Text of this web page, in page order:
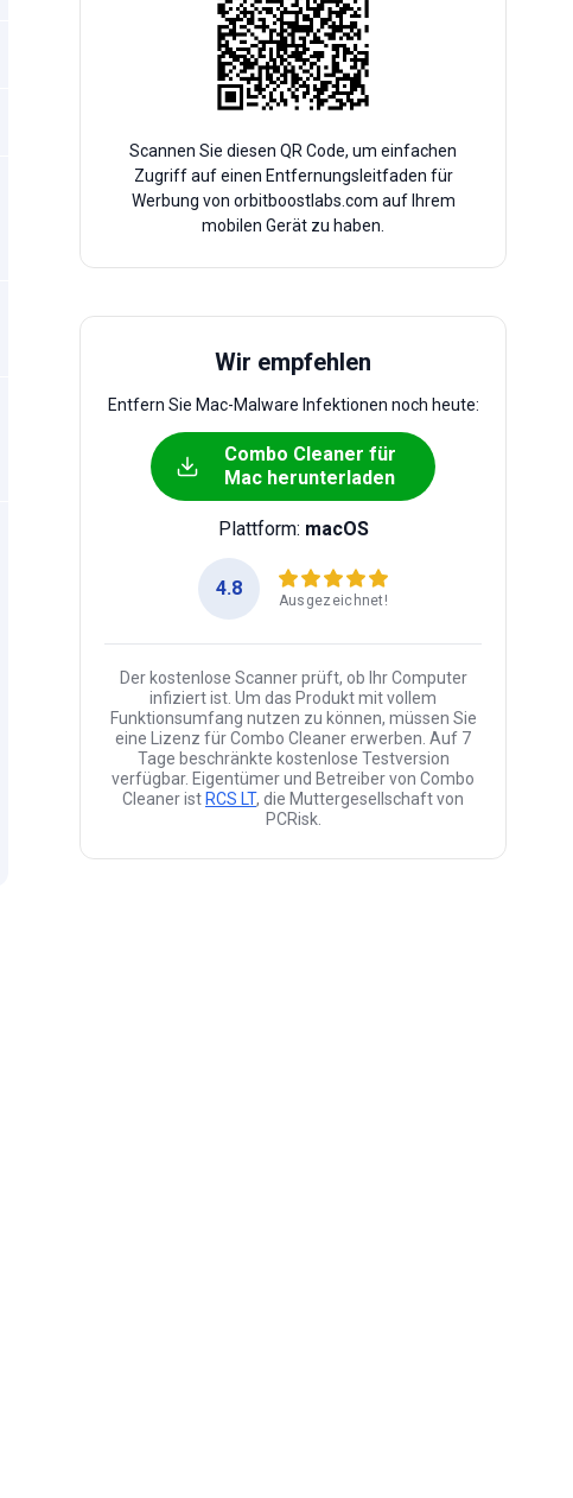
Scannen Sie diesen QR Code, um einfachen
Zugriff auf einen Entfernungsleitfaden für
Werbung von orbitboostlabs.com auf Ihrem
mobilen Gerät zu haben.
Wir empfehlen
Entfern Sie Mac-Malware Infektionen noch heute:
Combo Cleaner für
Mac herunterladen
Plattform: macOS
4.8
Ausgezeichnet!
Der kostenlose Scanner prüft, ob Ihr Computer
infiziert ist. Um das Produkt mit vollem
Funktionsumfang nutzen zu können, müssen Sie
eine Lizenz für Combo Cleaner erwerben. Auf 7
Tage beschränkte kostenlose Testversion
verfügbar. Eigentümer und Betreiber von Combo
Cleaner ist RCS LT, die Muttergesellschaft von
PCRisk.